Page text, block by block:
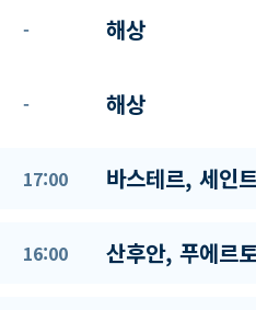
- 해상
- 해상
17:00 바스테르, 세인
16:00 산후안, 푸에르